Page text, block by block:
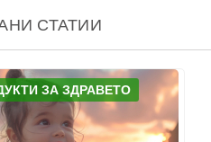
СТАТИИ
ЗА ЗДРАВЕТО